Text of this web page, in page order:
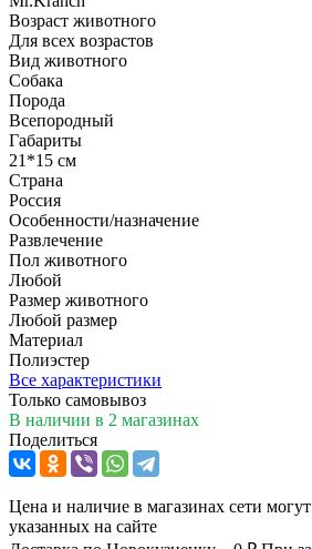
Возраст животного
Для всех возрастов
Вид животного
Собака
Порода
Всепородный
Габариты
21*15 см
Страна
Россия
Особенности/назначение
Развлечение
Пол животного
Любой
Размер животного
Любой размер
Материал
Полиэстер
Все характеристики
Только самовывоз
В наличии в 2 магазинах
Поделиться
Цена и наличие в магазинах сети могут
указанных на сайте